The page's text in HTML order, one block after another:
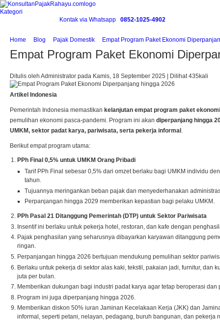
Kategori
Kontak via Whatsapp
0852-1025-4902
Home Blog Pajak Domestik Empat Program Paket Ekonomi
Empat Program Paket Ekonomi
Ditulis oleh Administrator pada Kamis, 18 September 2025 | Dilihat 435kali
Artikel Indonesia
Pemerintah Indonesia memastikan kelanjutan empat program paket ekonomi
pemulihan ekonomi pasca-pandemi. Program ini akan diperpanjang hingga
UMKM, sektor padat karya, pariwisata, serta pekerja informal .
Berikut empat program utama:
PPh Final 0,5% untuk UMKM Orang Pribadi
Tarif PPh Final sebesar 0,5% dari omzet berlaku bagi UMKM individu
tahun.
Tujuannya meringankan beban pajak dan menyederhanakan
Perpanjangan hingga 2029 memberikan kepastian bagi pelaku UMKM.
PPh Pasal 21 Ditanggung Pemerintah (DTP) untuk Sektor Pariwisata
Insentif ini berlaku untuk pekerja hotel, restoran, dan kafe dengan
Pajak penghasilan yang seharusnya dibayarkan karyawan ditanggung
ringan.
Perpanjangan hingga 2026 bertujuan mendukung pemulihan sektor
Berlaku untuk pekerja di sektor alas kaki, tekstil, pakaian jadi, furnitur, dan
juta per bulan.
Memberikan dukungan bagi industri padat karya agar tetap beroperasi
Program ini juga diperpanjang hingga 2026.
Memberikan diskon 50% iuran Jaminan Kecelakaan Kerja (JKK) dan
informal, seperti petani, nelayan, pedagang, buruh bangunan, dan pekerja